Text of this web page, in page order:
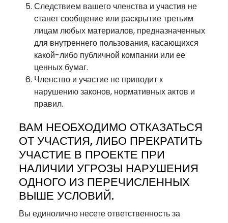
Следствием вашего членства и участия не
станет сообщение или раскрытие третьим
лицам любых материалов, предназначенных
для внутреннего пользования, касающихся
какой-либо публичной компании или ее
ценных бумаг.
Членство и участие не приводит к
нарушению законов, нормативных актов и
правил.
ВАМ НЕОБХОДИМО ОТКАЗАТЬСЯ
ОТ УЧАСТИЯ, ЛИБО ПРЕКРАТИТЬ
УЧАСТИЕ В ПРОЕКТЕ ПРИ
НАЛИЧИИ УГРОЗЫ НАРУШЕНИЯ
ОДНОГО ИЗ ПЕРЕЧИСЛЕННЫХ
ВЫШЕ УСЛОВИЙ.
Вы единолично несете ответственность за